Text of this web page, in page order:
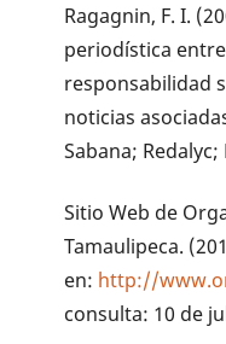
Ragagnin, F. I.
periodística
responsabilidad
noticias
Sabana;
Sitio Web de
Tamaulipeca.
en: http://
consulta: 10 de